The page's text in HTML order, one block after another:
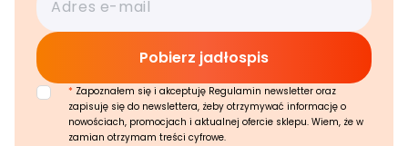
* Zapoznałem się i akceptuję Regulamin newsletter oraz
zapisuję się do newslettera, żeby otrzymywać informację o
nowościach, promocjach i aktualnej ofercie sklepu. Wiem, że w
zamian otrzymam treści cyfrowe.